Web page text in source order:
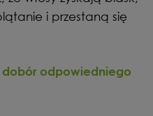
i przestaną się
dobór odpowiedniego